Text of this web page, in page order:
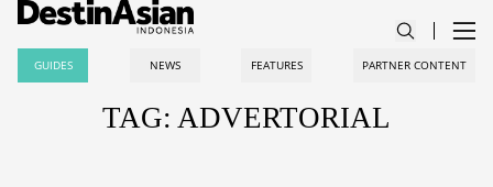
GUIDES NEWS FEATURES PARTNER CONTENT
TAG: ADVERTORIAL